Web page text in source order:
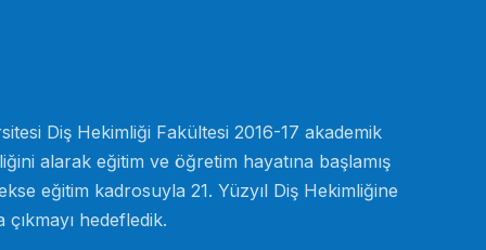
Diş Hekimliği Fakültesi 2016-17 akademik
alarak eğitim ve öğretim hayatına başlamış
eğitim kadrosuyla 21. Yüzyıl Diş Hekimliğine
çıkmayı hedefledik.